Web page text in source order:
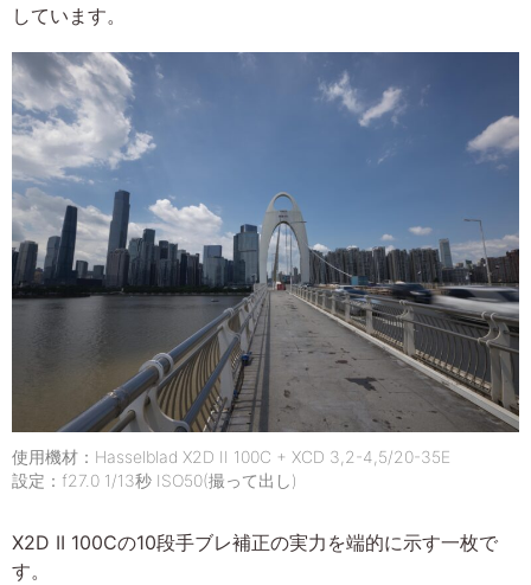
しています。
使用機材：Hasselblad X2D II 100C + XCD 3,2-4,5/20-35E
設定：f27.0 1/13秒 ISO50(撮って出し)
X2D II 100Cの10段手ブレ補正の実力を端的に示す一枚で
す。